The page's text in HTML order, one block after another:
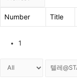
Number Title
1